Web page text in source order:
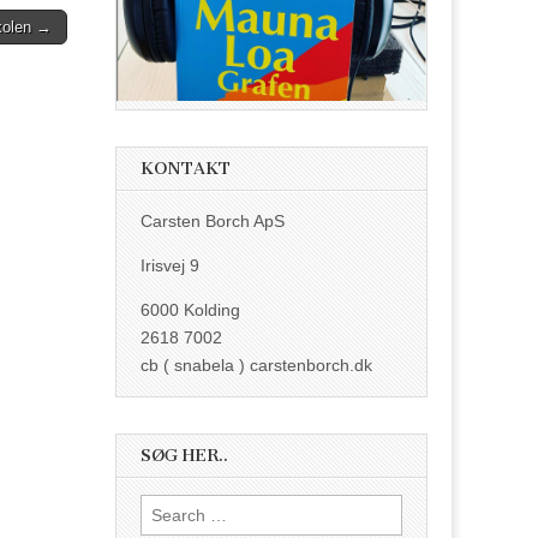
→
KONTAKT
Carsten Borch ApS
Irisvej 9
6000 Kolding
2618 7002
cb ( snabela ) carstenborch.dk
SØG HER..
Search
for: